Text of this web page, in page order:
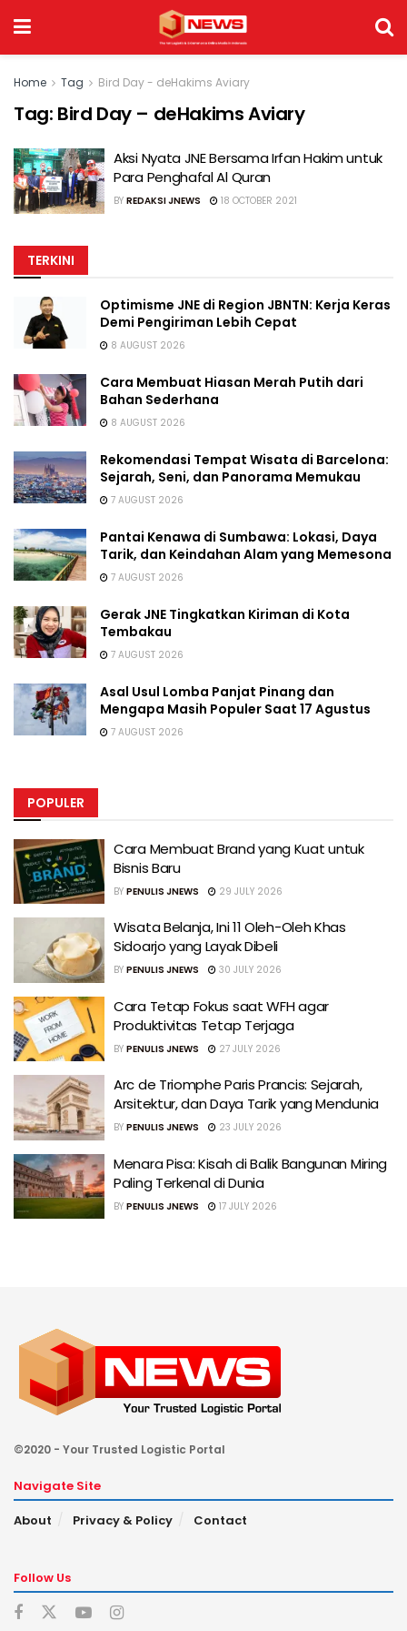
Home Tag Bird Day - deHakims Aviary
Tag: Bird Day – deHakims Aviary
Aksi Nyata JNE Bersama Irfan Hakim untuk
Para Penghafal Al Quran
BY REDAKSI JNEWS 18 OCTOBER 2021
TERKINI
Optimisme JNE di Region JBNTN: Kerja Keras
Demi Pengiriman Lebih Cepat
8 AUGUST 2026
Cara Membuat Hiasan Merah Putih dari
Bahan Sederhana
8 AUGUST 2026
Rekomendasi Tempat Wisata di Barcelona:
Sejarah, Seni, dan Panorama Memukau
7 AUGUST 2026
Pantai Kenawa di Sumbawa: Lokasi, Daya
Tarik, dan Keindahan Alam yang Memesona
7 AUGUST 2026
Gerak JNE Tingkatkan Kiriman di Kota
Tembakau
7 AUGUST 2026
Asal Usul Lomba Panjat Pinang dan
Mengapa Masih Populer Saat 17 Agustus
7 AUGUST 2026
POPULER
Cara Membuat Brand yang Kuat untuk
Bisnis Baru
BY PENULIS JNEWS 29 JULY 2026
Wisata Belanja, Ini 11 Oleh-Oleh Khas
Sidoarjo yang Layak Dibeli
BY PENULIS JNEWS 30 JULY 2026
Cara Tetap Fokus saat WFH agar
Produktivitas Tetap Terjaga
BY PENULIS JNEWS 27 JULY 2026
Arc de Triomphe Paris Prancis: Sejarah,
Arsitektur, dan Daya Tarik yang Mendunia
BY PENULIS JNEWS 23 JULY 2026
Menara Pisa: Kisah di Balik Bangunan Miring
Paling Terkenal di Dunia
BY PENULIS JNEWS 17 JULY 2026
©2020 - Your Trusted Logistic Portal
Navigate Site
About
Privacy & Policy Contact
Follow Us